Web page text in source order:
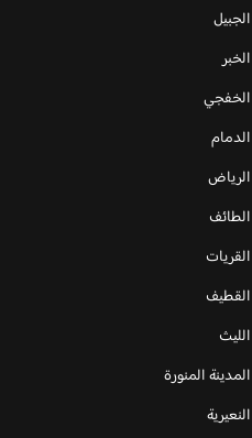
الجبيل
الخبر
الخفجي
الدمام
الرياض
الطائف
القريات
القطيف
الليث
المدينة المنورة
النعيرية